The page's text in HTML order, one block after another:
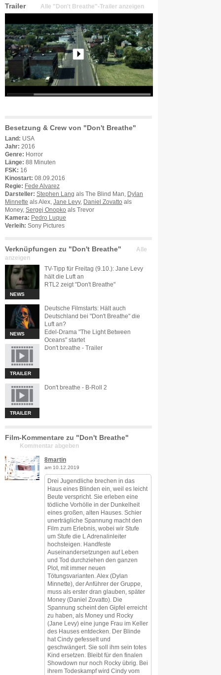
Trailer Alle "Don't Breathe"-Trailer anzeigen
Besetzung & Crew von "Don't Breathe"
Land: USA
Jahr: 2016
Genre: Horror
Länge: 88 Minuten
FSK: 16
Kinostart: 08.09.2016
Regie: Fede Alvarez
Darsteller: Stephen Lang als The Blind Man,
Dylan
Minnette als Alex, Jane Levy, Daniel Zovatto als
Money, Sergej Onopko als Trevor
Kamera: Pedro Luque
Verleih: Sony Pictures
Verknüpfungen zu "Don't Breathe"
Alle
anzeigen
NEWS
TV-Tipp für Freitag (9.10.): Jane Levy
hält die Luft an
RTL2 zeigt "Don't Breathe"
NEWS
Deutsche Filmstarts: Hält auch
Deutschland bei "Don't Breathe" die
Luft an?
Edel-Drama "The Light Between
Oceans" startet
TRAILER
Don't breathe - Trailer
TRAILER
Don't breathe - B-Roll 2
Film-Kommentare zu "Don't Breathe"
Kommentar abgeben
8martin
am 10.12.2019
Drei Jugendliche brechen in das
Haus eines Blinden ein, weil es leicht
Beute verspricht. Sie erleben eine
tödliche Vorhölle in der Dunkelheit
eines großen, alten Hauses. Schier
unerträgliche Spannung macht den
Film zum Erlebnis, wobei wir Stufe
um Stufe die L Adrenalinleiter
hochsteigen. Handfeste
Auseinandersetzungen auf Leben
und Tod durchziehen den ganzen
Plot, mit immer neuen
Tötungsvarianten. Alex (Dylan
Minnette), der Anführer der Gruppe,
muss als erster dran glauben, später
Money (Daniel Zovatto). Die
Spannung scheint den Gipfel erreicht
zu haben, als Money und Rocky
(Jane Levy) eine junge Frau im Keller
des Hauses entdecken. Der Blinde
hat Cindy gefesselt und
geschwängert. Sie soll ihm sein totes
Kind ersetzen. Bleibt für den finalen
Showdown nur noch Rocky übrig. Bei
ihrem Todeskampf wird Cindy vom